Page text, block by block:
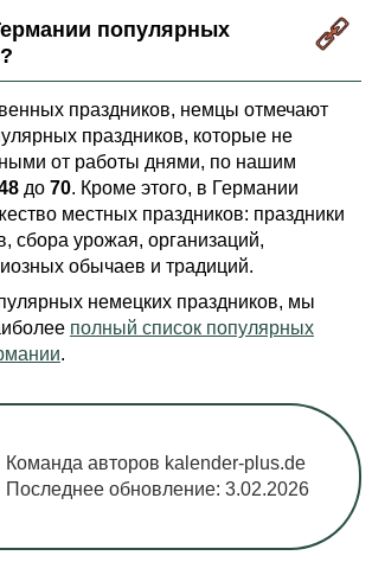
популярных
праздников, немцы отмечают
праздников, которые не
от работы днями, по нашим
до 70. Кроме этого, в Германии
местных праздников: праздники
сбора урожая, организаций,
обычаев и традиций.
немецких праздников, мы
полный список популярных
.
Команда авторов kalender-plus.de
Последнее обновление: 3.02.2026